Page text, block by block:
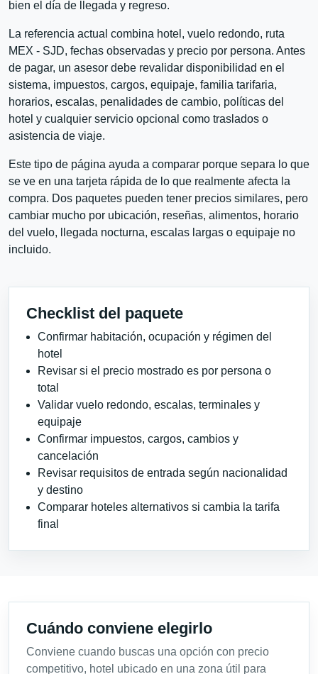
bien el día de llegada y regreso.
La referencia actual combina hotel, vuelo redondo, ruta
MEX - SJD, fechas observadas y precio por persona. Antes
de pagar, un asesor debe revalidar disponibilidad en el
sistema, impuestos, cargos, equipaje, familia tarifaria,
horarios, escalas, penalidades de cambio, políticas del
hotel y cualquier servicio opcional como traslados o
asistencia de viaje.
Este tipo de página ayuda a comparar porque separa lo que
se ve en una tarjeta rápida de lo que realmente afecta la
compra. Dos paquetes pueden tener precios similares, pero
cambiar mucho por ubicación, reseñas, alimentos, horario
del vuelo, llegada nocturna, escalas largas o equipaje no
incluido.
Checklist del paquete
Confirmar habitación, ocupación y régimen del
hotel
Revisar si el precio mostrado es por persona o
total
Validar vuelo redondo, escalas, terminales y
equipaje
Confirmar impuestos, cargos, cambios y
cancelación
Revisar requisitos de entrada según nacionalidad
y destino
Comparar hoteles alternativos si cambia la tarifa
final
Cuándo conviene elegirlo
Conviene cuando buscas una opción con precio
competitivo, hotel ubicado en una zona útil para